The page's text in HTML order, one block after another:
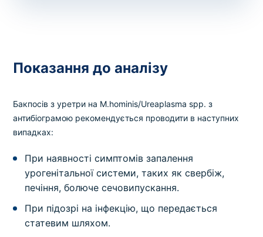
Показання до аналізу
Бакпосів з уретри на M.hominis/Ureaplasma spp. з
антибіограмою рекомендується проводити в наступних
випадках:
При наявності симптомів запалення
урогенітальної системи, таких як свербіж,
печіння, болюче сечовипускання.
При підозрі на інфекцію, що передається
статевим шляхом.